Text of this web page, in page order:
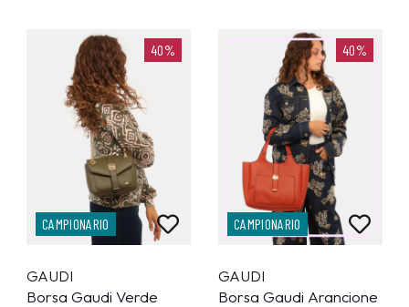
40%
CAMPIONARIO
GAUDI
Borsa Gaudi Verde
40%
CAMPIONARIO
GAUDI
Borsa Gaudi Arancione